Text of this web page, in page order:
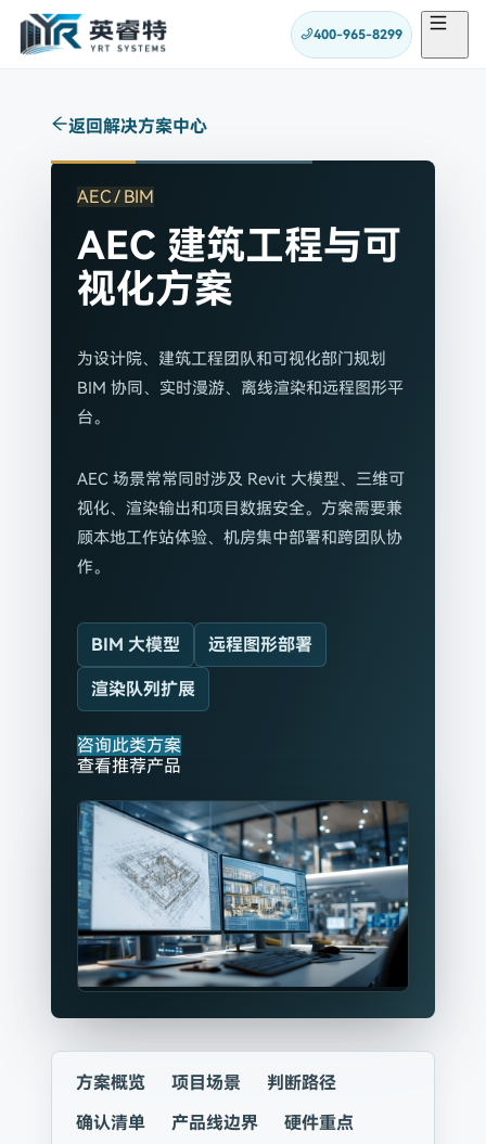
400-965-8299
返回解决方案中心
AEC / BIM
AEC 建筑工程与可
视化方案
为设计院、建筑工程团队和可视化部门规划
BIM 协同、实时漫游、离线渲染和远程图形平
台。
AEC 场景常常同时涉及 Revit 大模型、三维可
视化、渲染输出和项目数据安全。方案需要兼
顾本地工作站体验、机房集中部署和跨团队协
作。
BIM 大模型 远程图形部署
渲染队列扩展
咨询此类方案
查看推荐产品
方案概览 项目场景
判断路径
确认清单
产品线边界
硬件重点